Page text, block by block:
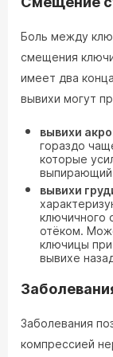
Боль между
смещения
имеет два
вывихи могут
вывихи
гораздо
которые
выпирающий
вывихи
ключичного
отёком.
ключицы
вывихе
Заболевания
компрессией